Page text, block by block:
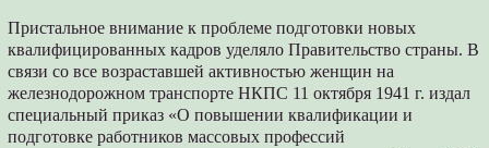
Пристальное внимание к проблеме подготовки новых
квалифицированных кадров уделяло Правительство страны. В
связи со все возраставшей активностью женщин на
железнодорожном транспорте НКПС 11 октября 1941 г. издал
специальный приказ «О повышении квалификации и
подготовке работников массовых профессий